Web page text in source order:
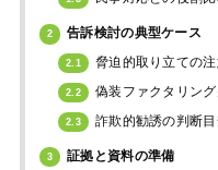
2 告訴検討の典型ケース
2.1 脅迫的取り立ての注
2.2 偽装ファクタリング
2.3 詐欺的勧誘の判断
3 証拠と資料の準備